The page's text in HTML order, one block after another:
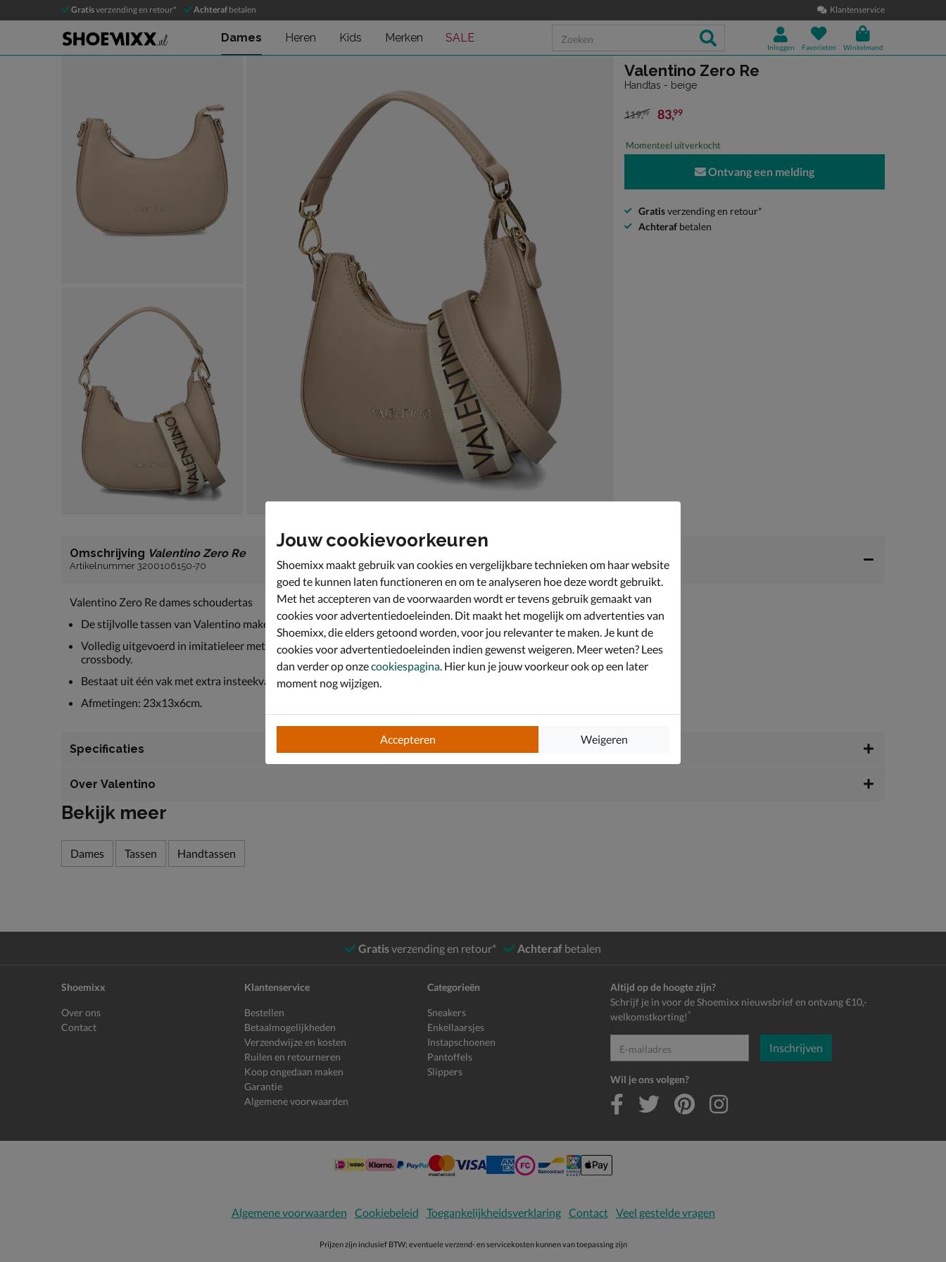
Gratisverzending en retour* Achteraf betalen Klantenservice
Dames Heren Kids Merken SALE
Inloggen Favorieten Winkelmand
Valentino Zero Re
Handtas
Valentino Zero Re
Handtas - beige
van € 119,99 voor € 83,99
119,99 83,99
Momenteel uitverkocht
Ontvang een melding
Gratisverzending en retour*
Achteraf betalen
Omschrijving Valentino Zero Re
Artikelnummer 3200106150-70
Valentino Zero Re dames schoudertas
De stijlvolle tassen van Valentino maken een formele en casual outfit helemaal af.
Volledig uitgevoerd in imitatieleer met textuur op de buitenkant. Kan gedragen worden als handtas of
crossbody.
Bestaat uit één vak met extra insteekvakken aan de zijkanten. De tas is af te sluiten met de ritssluiting.
Afmetingen: 23x13x6cm.
Specificaties
Over Valentino
Bekijk meer
Dames Tassen Handtassen
Gratisverzending en retour* Achteraf betalen
Shoemixx
Over ons
Contact
Klantenservice
Bestellen
Betaalmogelijkheden
Verzendwijze en kosten
Ruilen en retourneren
Koop ongedaan maken
Garantie
Algemene voorwaarden
Categorieën
Sneakers
Enkellaarsjes
Instapschoenen
Pantoffels
Slippers
Altijd op de hoogte zijn?
Schrijf je in voor de Shoemixx nieuwsbrief en ontvang €10,-
welkomstkorting! *
E-mailadres Inschrijven
Wil je ons volgen?
Algemene voorwaarden Cookiebeleid Toegankelijkheidsverklaring Contact Veel gestelde vragen
Prijzen zijn inclusief BTW; eventuele verzend- en servicekosten kunnen van toepassing zijn
Jouw cookievoorkeuren
Shoemixx maakt gebruik van cookies en vergelijkbare technieken om haar website
goed te kunnen laten functioneren en om te analyseren hoe deze wordt gebruikt.
Met het accepteren van de voorwaarden wordt er tevens gebruik gemaakt van
cookies voor advertentiedoeleinden. Dit maakt het mogelijk om advertenties van
Shoemixx, die elders getoond worden, voor jou relevanter te maken. Je kunt de
cookies voor advertentiedoeleinden indien gewenst weigeren. Meer weten? Lees
dan verder op onzecookiespagina . Hier kun je jouw voorkeur ook op een later
moment nog wijzigen.
Accepteren Weigeren